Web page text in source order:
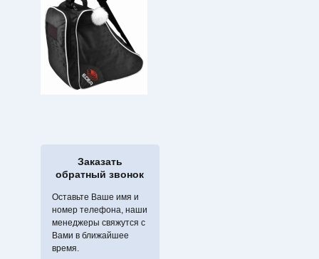
Заказать
обратный звонок
Оставьте Ваше имя и
номер телефона, наши
менеджеры свяжутся с
Вами в ближайшее
время.